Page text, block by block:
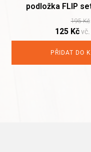
podložka FLIP
195Kč
Original
was:
195 Kč.
125 Kč
125
vč.
PŘIDAT DO